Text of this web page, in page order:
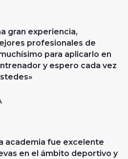
gran experiencia,
profesionales de
para aplicarlo en
y espero cada vez
academia fue excelente
en el ámbito deportivo y